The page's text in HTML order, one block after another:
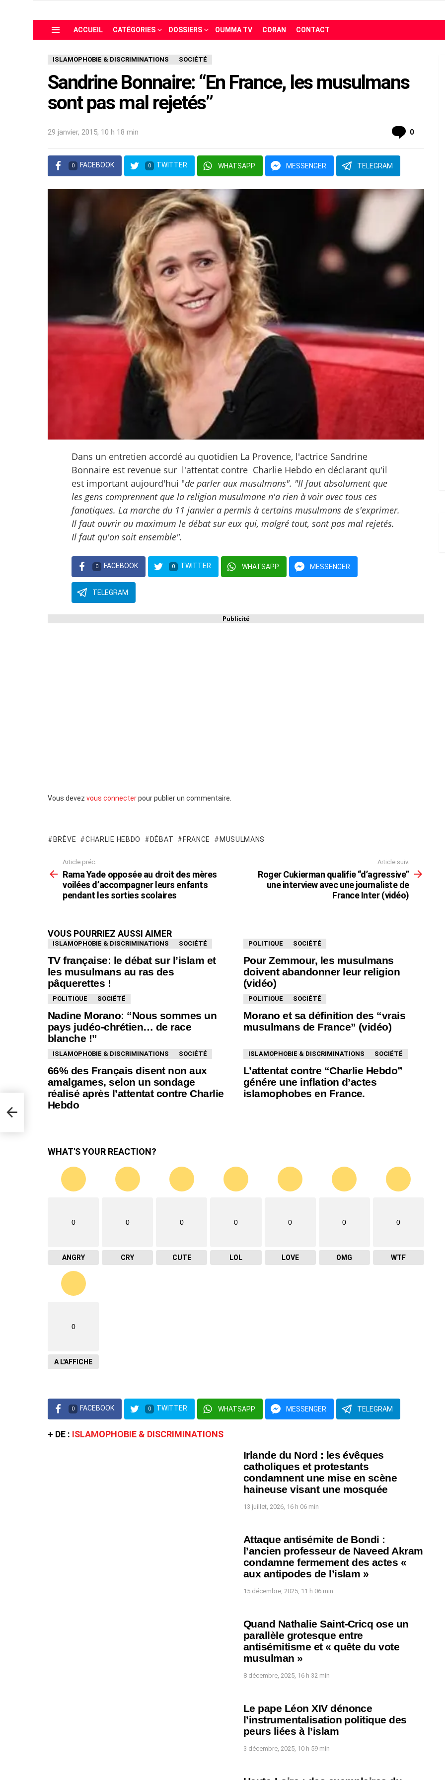
ACCUEIL CATÉGORIES DOSSIERS OUMMA TV CORAN CONTACT
ISLAMOPHOBIE & DISCRIMINATIONS SOCIÉTÉ
Sandrine Bonnaire: “En France, les musulmans
sont pas mal rejetés”
29 janvier, 2015, 10 h 18 min 0
0 FACEBOOK 0 TWITTER WHATSAPP MESSENGER TELEGRAM
Dans un entretien accordé au quotidien La Provence, l'actrice Sandrine
Bonnaire est revenue sur l'attentat contre Charlie Hebdo en déclarant qu'il
est important aujourd'hui "de parler aux musulmans". "Il faut absolument que
les gens comprennent que la religion musulmane n'a rien à voir avec tous ces
fanatiques. La marche du 11 janvier a permis à certains musulmans de s'exprimer.
Il faut ouvrir au maximum le débat sur eux qui, malgré tout, sont pas mal rejetés.
Il faut qu'on soit ensemble".
0 FACEBOOK 0 TWITTER WHATSAPP MESSENGER
TELEGRAM
Publicité
Laisser
Vous devez vous connecterpour publier un commentaire.
BRÈVE CHARLIE HEBDO DÉBAT FRANCE MUSULMANS
voir
Article préc.
Rama Yade opposée au droit des mères
voilées d’accompagner leurs enfants
pendant les sorties scolaires
Article suiv.
Roger Cukierman qualifie “d’agressive”
une interview avec une journaliste de
France Inter (vidéo)
VOUS POURRIEZ AUSSI AIMER
ISLAMOPHOBIE & DISCRIMINATIONS SOCIÉTÉ
TV française: le débat sur l’islam et
les musulmans au ras des
pâquerettes !
POLITIQUE SOCIÉTÉ
Pour Zemmour, les musulmans
doivent abandonner leur religion
(vidéo)
POLITIQUE SOCIÉTÉ
Nadine Morano: “Nous sommes un
pays judéo-chrétien… de race
blanche !”
POLITIQUE SOCIÉTÉ
Morano et sa définition des “vrais
musulmans de France” (vidéo)
ISLAMOPHOBIE & DISCRIMINATIONS SOCIÉTÉ
66% des Français disent non aux
amalgames, selon un sondage
réalisé après l’attentat contre Charlie
Hebdo
ISLAMOPHOBIE & DISCRIMINATIONS SOCIÉTÉ
L’attentat contre “Charlie Hebdo”
génére une inflation d’actes
islamophobes en France.
WHAT'S YOUR REACTION?
0
ANGRY
0
CRY
0
CUTE
0
LOL
0
LOVE
0
OMG
0
WTF
0
A L'AFFICHE
0 FACEBOOK 0 TWITTER WHATSAPP MESSENGER TELEGRAM
+ DE : ISLAMOPHOBIE & DISCRIMINATIONS
Irlande du Nord : les évêques
catholiques et protestants
condamnent une mise en scène
haineuse visant une mosquée
13 juillet, 2026, 16 h 06 min
Attaque antisémite de Bondi :
l’ancien professeur de Naveed Akram
condamne fermement des actes «
aux antipodes de l’islam »
15 décembre, 2025, 11 h 06 min
Quand Nathalie Saint-Cricq ose un
parallèle grotesque entre
antisémitisme et « quête du vote
musulman »
8 décembre, 2025, 16 h 32 min
Le pape Léon XIV dénonce
l’instrumentalisation politique des
peurs liées à l’islam
3 décembre, 2025, 10 h 59 min